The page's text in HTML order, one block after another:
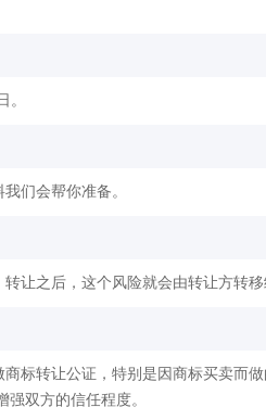
。
们会帮你准备。
让之后，这个风险就会由转让方转移
标转让公证，特别是因商标买卖而
双方的信任程度。